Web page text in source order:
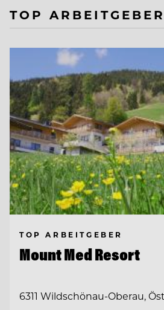
TOP ARBEITGEBER
TOP ARBEITGEBER
Mount Med Resort
6311 Wildschönau-Oberau,